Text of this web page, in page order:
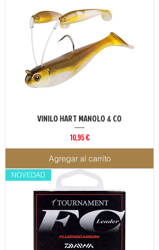
VINILO HART MANOLO & CO
Precio
10,95 €
Agregar al carrito
NOVEDAD